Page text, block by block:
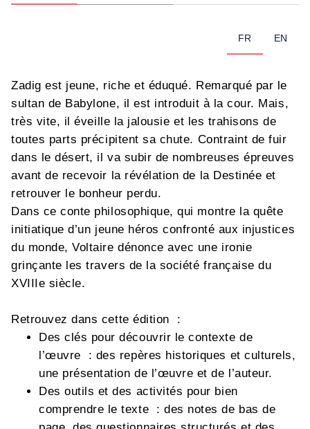
FR EN
Zadig est jeune, riche et éduqué. Remarqué par le
sultan de Babylone, il est introduit à la cour. Mais,
très vite, il éveille la jalousie et les trahisons de
toutes parts précipitent sa chute. Contraint de fuir
dans le désert, il va subir de nombreuses épreuves
avant de recevoir la révélation de la Destinée et
retrouver le bonheur perdu.
Dans ce conte philosophique, qui montre la quête
initiatique d’un jeune héros confronté aux injustices
du monde, Voltaire dénonce avec une ironie
grinçante les travers de la société française du
XVIIIe siècle.
Retrouvez dans cette édition :
Des clés pour découvrir le contexte de
l’œuvre : des repères historiques et culturels,
une présentation de l’œuvre et de l’auteur.
Des outils et des activités pour bien
comprendre le texte : des notes de bas de